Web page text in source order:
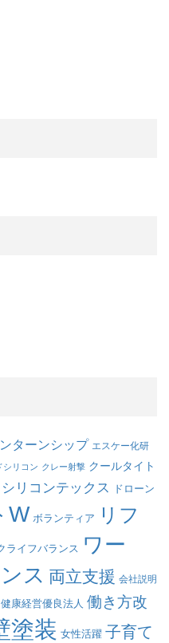
ターンシップ エスケー化研
シリコン クレー射撃 クールタイト
シリコンテックス ドローン
W ボランティア
リフ
ライフバランス
ワー
ス 両立支援 会社説明
健康経営優良法人 働き方改
塗装 女性活躍 子育て